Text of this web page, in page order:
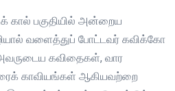
கால் பகுதியில் அன்றைய
வளைத்துப் போட்டவர் கவிக்கோ
கவிதைகள், வார
காவியங்கள் ஆகியவற்றை